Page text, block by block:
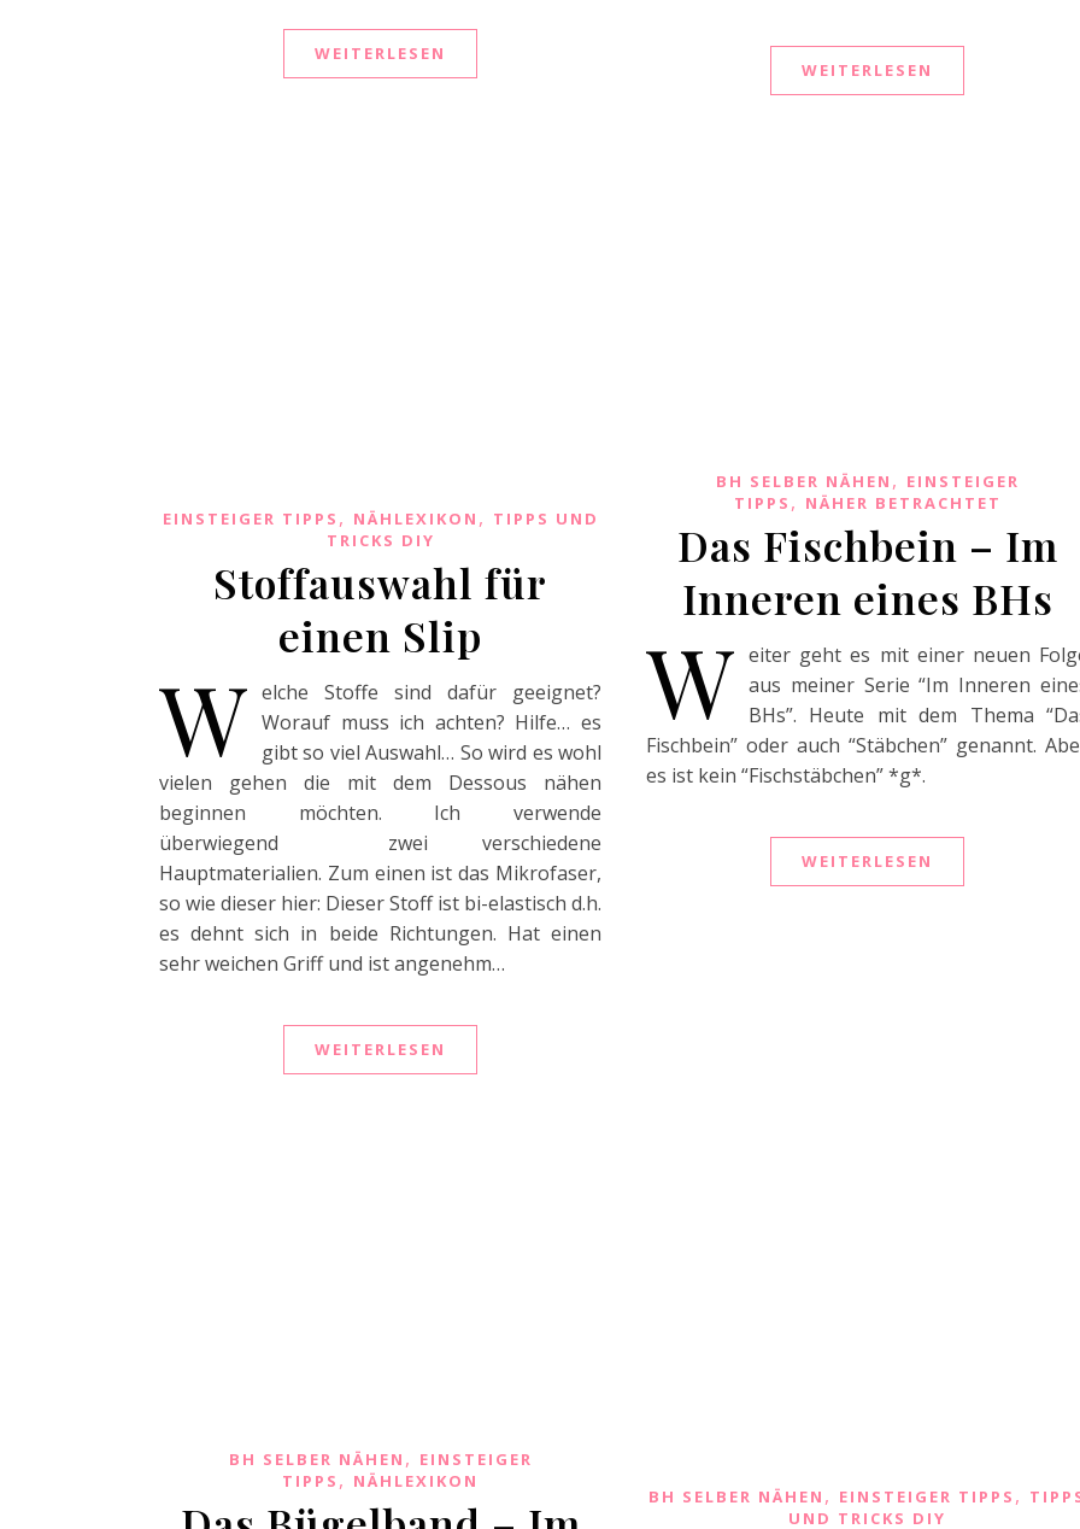
WEITERLESEN
WEITERLESEN
EINSTEIGER TIPPS , NÄHLEXIKON , TIPPS UND
TRICKS DIY
Stoffauswahl für
einen Slip
W elche Stoffe sind dafür geeignet?
Worauf muss ich achten? Hilfe… es
gibt so viel Auswahl… So wird es wohl
vielen gehen die mit dem Dessous nähen
beginnen möchten. Ich verwende
überwiegend zwei verschiedene
Hauptmaterialien. Zum einen ist das Mikrofaser,
so wie dieser hier: Dieser Stoff ist bi-elastisch d.h.
es dehnt sich in beide Richtungen. Hat einen
sehr weichen Griff und ist angenehm…
WEITERLESEN
BH SELBER NÄHEN , EINSTEIGER
TIPPS , NÄHER BETRACHTET
Das Fischbein – Im
Inneren eines BHs
W eiter geht es mit einer neuen
aus meiner Serie “Im Inneren
BHs”. Heute mit dem Thema
Fischbein” oder auch “Stäbchen” genannt.
es ist kein “Fischstäbchen” *g*.
WEITERLESEN
BH SELBER NÄHEN , EINSTEIGER
TIPPS , NÄHLEXIKON
BH SELBER NÄHEN , EINSTEIGER TIPPS ,
UND TRICKS DIY